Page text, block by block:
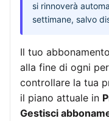
si rinnoverà
settimane, salvo
Il tuo
alla fine di ogni
controllare la tua
il piano attuale in
Gestisci